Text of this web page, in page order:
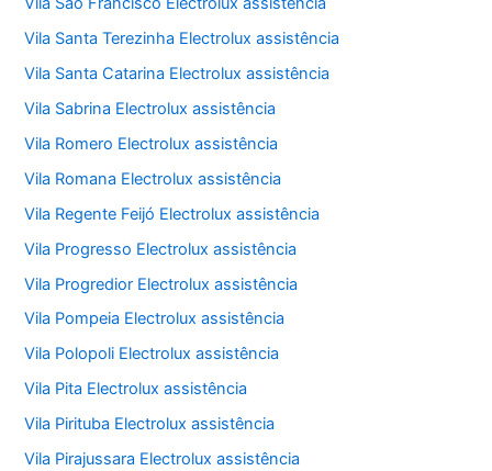
Vila Santa Terezinha Electrolux assistência
Vila Santa Catarina Electrolux assistência
Vila Sabrina Electrolux assistência
Vila Romero Electrolux assistência
Vila Romana Electrolux assistência
Vila Regente Feijó Electrolux assistência
Vila Progresso Electrolux assistência
Vila Progredior Electrolux assistência
Vila Pompeia Electrolux assistência
Vila Polopoli Electrolux assistência
Vila Pita Electrolux assistência
Vila Pirituba Electrolux assistência
Vila Pirajussara Electrolux assistência